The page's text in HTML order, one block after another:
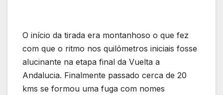
O início da tirada era montanhoso o que fez
com que o ritmo nos quilómetros iniciais fosse
alucinante na etapa final da Vuelta a
Andalucia. Finalmente passado cerca de 20
kms se formou uma fuga com nomes